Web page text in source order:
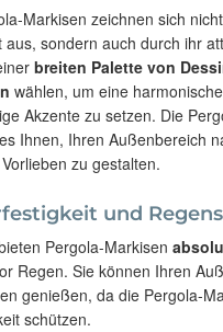
Markisen zeichnen sich
aus, sondern auch durch ihr
breiten Palette von
wählen, um eine
Akzente zu setzen. Die
Ihnen, Ihren Außenbereich
zu gestalten.
und
Pergola-Markisen
Regen. Sie können Ihren
genießen, da die Pergola-
schützen.